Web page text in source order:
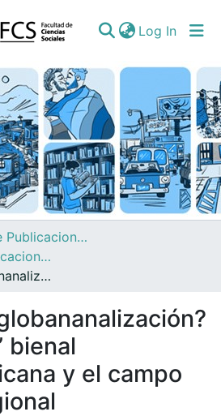
Log In
Artículos de Publicaciones Períodicas
Artículos de publicaciones períodicas (revistas, boletines, diarios noticieros)
¿Adiós a la globananalización? “La Décima” bienal centroamericana y el campo artístico regional
bienal
y el campo